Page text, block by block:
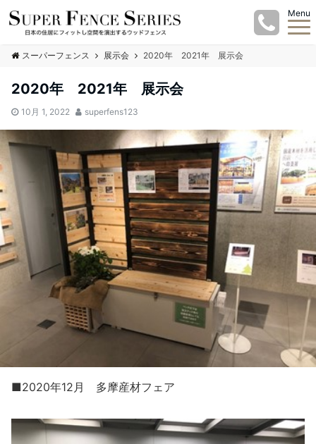
Menu
スーパーフェンス 展示会 2020年 2021年 展示会
2020年 2021年 展示会
10月 1, 2022 superfens123
■2020年12月 多摩産材フェア